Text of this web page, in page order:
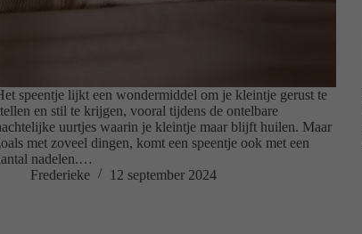
speentje lijkt een wondermiddel om je kleintje gerust te
en stil te krijgen, vooral tijdens de ontelbare
uurtjes waarin je kleintje maar blijft huilen. Maar
met zoveel dingen, komt een speentje ook met een
nadelen.…
Frederieke
12 september 2024